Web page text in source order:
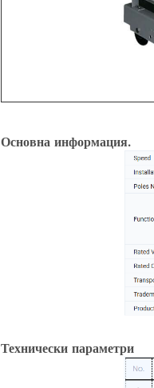
Основна информация.
Технически параметри